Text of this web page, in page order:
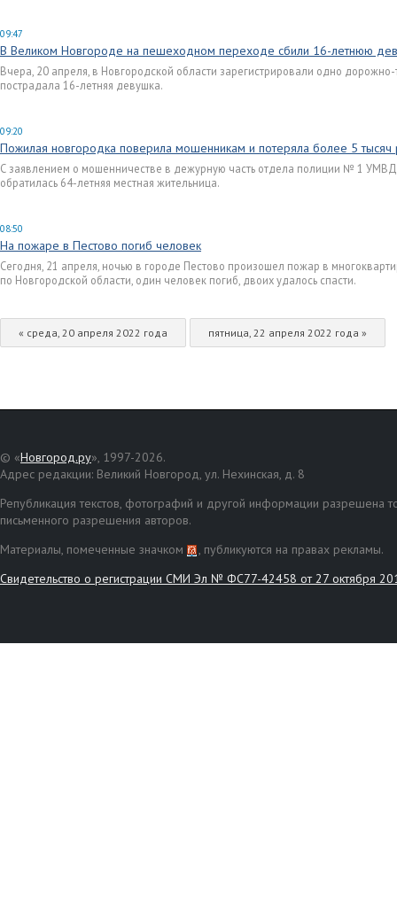
09:47
В Великом Новгороде на пешеходном переходе сбили 16-летнюю
Вчера, 20 апреля, в Новгородской области зарегистрировали одно
пострадала 16-летняя девушка.
09:20
Пожилая новгородка поверила мошенникам и потеряла более 5 тысяч
С заявлением о мошенничестве в дежурную часть отдела полиции № 1
обратилась 64-летняя местная жительница.
08:50
На пожаре в Пестово погиб человек
Сегодня, 21 апреля, ночью в городе Пестово произошел пожар в
по Новгородской области, один человек погиб, двоих удалось спасти.
« среда, 20 апреля 2022 года пятница, 22 апреля 2022 года »
© «Новгород.ру», 1997-2026.
Адрес редакции: Великий Новгород, ул. Нехинская, д. 8
Републикация текстов, фотографий и другой информации разрешена
письменного разрешения авторов.
Материалы, помеченные значком
, публикуются на правах рекламы.
Свидетельство о регистрации СМИ Эл № ФС77-42458 от 27 октября